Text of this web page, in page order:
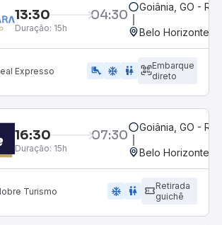
13:30 04:30
Duração: 15h
Goiânia, GO -
Belo Horizonte,
Expresso airline_seat_legroom_extra ac_unit wc
Embarque
direto
16:30 07:30
Duração: 15h
Goiânia, GO -
Belo Horizonte,
Turismo ac_unit wc
Retirada
guichê